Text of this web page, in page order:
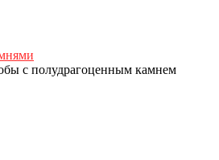
с полудрагоценным камнем